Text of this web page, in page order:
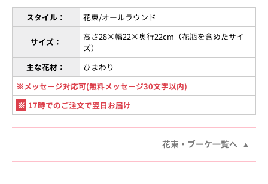
スタイル： 花束/オールラウンド
サイズ：
高さ28×幅22×奥行22cm（花瓶を含めたサイ
ズ）
主な花材：
ひまわり
※メッセージ対応可(無料メッセージ30文字以内)
※ 17時でのご注文で翌日お届け
花束・ブーケ一覧へ